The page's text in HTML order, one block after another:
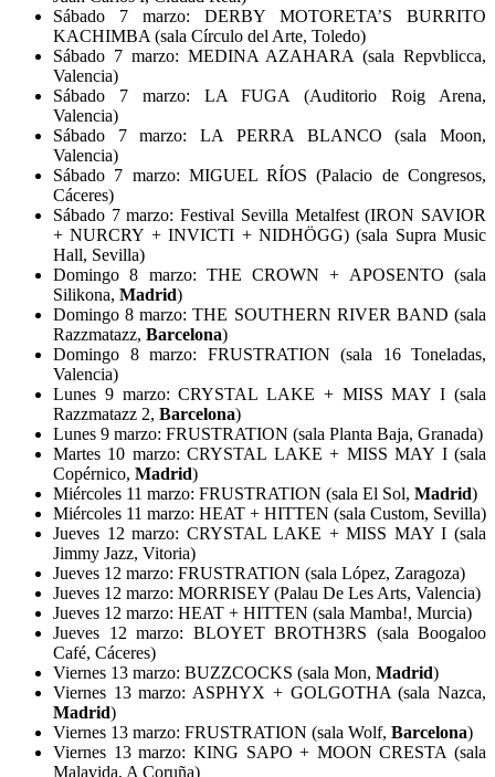
Sábado 7 marzo: DERBY MOTORETA’S BURRITO
KACHIMBA (sala Círculo del Arte, Toledo)
Sábado 7 marzo: MEDINA AZAHARA (sala Repvblicca,
Valencia)
Sábado 7 marzo: LA FUGA (Auditorio Roig Arena,
Valencia)
Sábado 7 marzo: LA PERRA BLANCO (sala Moon,
Valencia)
Sábado 7 marzo: MIGUEL RÍOS (Palacio de Congresos,
Cáceres)
Sábado 7 marzo: Festival Sevilla Metalfest (IRON SAVIOR
+ NURCRY + INVICTI + NIDHÖGG) (sala Supra Music
Hall, Sevilla)
Domingo 8 marzo: THE CROWN + APOSENTO (sala
Silikona, Madrid)
Domingo 8 marzo: THE SOUTHERN RIVER BAND (sala
Razzmatazz, Barcelona)
Domingo 8 marzo: FRUSTRATION (sala 16 Toneladas,
Valencia)
Lunes 9 marzo: CRYSTAL LAKE + MISS MAY I (sala
Razzmatazz 2, Barcelona)
Lunes 9 marzo: FRUSTRATION (sala Planta Baja, Granada)
Martes 10 marzo: CRYSTAL LAKE + MISS MAY I (sala
Copérnico, Madrid)
Miércoles 11 marzo: FRUSTRATION (sala El Sol, Madrid)
Miércoles 11 marzo: HEAT + HITTEN (sala Custom, Sevilla)
Jueves 12 marzo: CRYSTAL LAKE + MISS MAY I (sala
Jimmy Jazz, Vitoria)
Jueves 12 marzo: FRUSTRATION (sala López, Zaragoza)
Jueves 12 marzo: MORRISEY (Palau De Les Arts, Valencia)
Jueves 12 marzo: HEAT + HITTEN (sala Mamba!, Murcia)
Jueves 12 marzo: BLOYET BROTH3RS (sala Boogaloo
Café, Cáceres)
Viernes 13 marzo: BUZZCOCKS (sala Mon, Madrid)
Viernes 13 marzo: ASPHYX + GOLGOTHA (sala Nazca,
Madrid)
Viernes 13 marzo: FRUSTRATION (sala Wolf, Barcelona)
Viernes 13 marzo: KING SAPO + MOON CRESTA (sala
Malavida, A Coruña)